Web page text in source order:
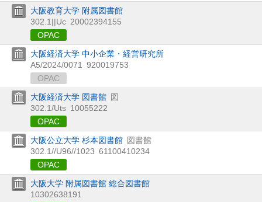
大阪教育大学 附属図書館
302.1||Uc 20002394155
OPAC
大阪経済大学 中小企業・経営研究所
A5/2024/0071
920019753
OPAC
大阪経済大学 図書館 図
302.1/Uts 10055222
OPAC
大阪公立大学 杉本図書館 図書館
302.1//U96//1023 61100410234
OPAC
大阪大学 附属図書館 総合図書館
10302638191